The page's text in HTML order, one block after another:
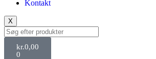
Kontakt
X
kr.0,00
0